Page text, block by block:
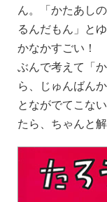
ん。「かたあし
るんだもん」と
かなかすごい！
ぶんで考えて「
ら、じゅんばん
とながでてこな
たら、ちゃんと